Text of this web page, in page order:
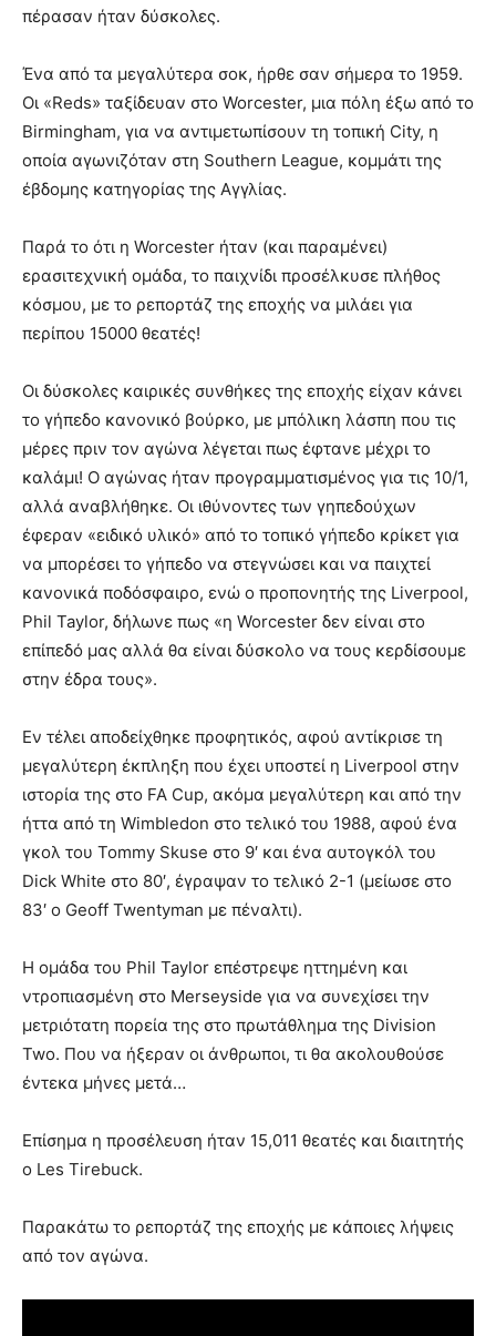
πέρασαν ήταν δύσκολες.
Ένα από τα μεγαλύτερα σοκ, ήρθε σαν σήμερα το 1959.
Οι «Reds» ταξίδευαν στο Worcester, μια πόλη έξω από το
Birmingham, για να αντιμετωπίσουν τη τοπική City, η
οποία αγωνιζόταν στη Southern League, κομμάτι της
έβδομης κατηγορίας της Αγγλίας.
Παρά το ότι η Worcester ήταν (και παραμένει)
ερασιτεχνική ομάδα, το παιχνίδι προσέλκυσε πλήθος
κόσμου, με το ρεπορτάζ της εποχής να μιλάει για
περίπου 15000 θεατές!
Οι δύσκολες καιρικές συνθήκες της εποχής είχαν κάνει
το γήπεδο κανονικό βούρκο, με μπόλικη λάσπη που τις
μέρες πριν τον αγώνα λέγεται πως έφτανε μέχρι το
καλάμι! Ο αγώνας ήταν προγραμματισμένος για τις 10/1,
αλλά αναβλήθηκε. Οι ιθύνοντες των γηπεδούχων
έφεραν «ειδικό υλικό» από το τοπικό γήπεδο κρίκετ για
να μπορέσει το γήπεδο να στεγνώσει και να παιχτεί
κανονικά ποδόσφαιρο, ενώ ο προπονητής της Liverpool,
Phil Taylor, δήλωνε πως «η Worcester δεν είναι στο
επίπεδό μας αλλά θα είναι δύσκολο να τους κερδίσουμε
στην έδρα τους».
Εν τέλει αποδείχθηκε προφητικός, αφού αντίκρισε τη
μεγαλύτερη έκπληξη που έχει υποστεί η Liverpool στην
ιστορία της στο FA Cup, ακόμα μεγαλύτερη και από την
ήττα από τη Wimbledon στο τελικό του 1988, αφού ένα
γκολ του Tommy Skuse στο 9′ και ένα αυτογκόλ του
Dick White στο 80′, έγραψαν το τελικό 2-1 (μείωσε στο
83′ ο Geoff Twentyman με πέναλτι).
Η ομάδα του Phil Taylor επέστρεψε ηττημένη και
ντροπιασμένη στο Merseyside για να συνεχίσει την
μετριότατη πορεία της στο πρωτάθλημα της Division
Two. Που να ήξεραν οι άνθρωποι, τι θα ακολουθούσε
έντεκα μήνες μετά…
Επίσημα η προσέλευση ήταν 15,011 θεατές και διαιτητής
ο Les Tirebuck.
Παρακάτω το ρεπορτάζ της εποχής με κάποιες λήψεις
από τον αγώνα.